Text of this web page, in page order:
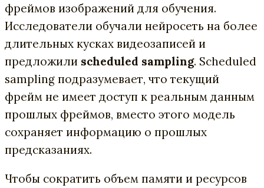
фреймов изображений для обучения.
Исследователи обучали нейросеть на более
длительных кусках видеозаписей и
предложили scheduled sampling. Scheduled
sampling подразумевает, что текущий
фрейм не имеет доступ к реальным данным
прошлых фреймов, вместо этого модель
сохраняет информацию о прошлых
предсказаниях.
Чтобы сократить объем памяти и ресурсов